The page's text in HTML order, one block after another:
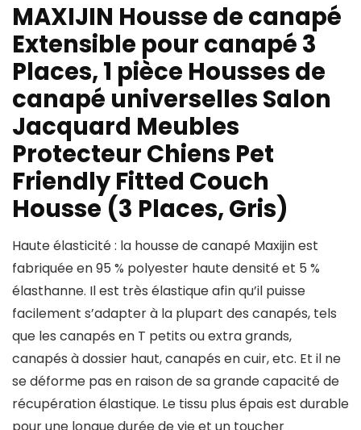
MAXIJIN Housse de canapé
Extensible pour canapé 3
Places, 1 pièce Housses de
canapé universelles Salon
Jacquard Meubles
Protecteur Chiens Pet
Friendly Fitted Couch
Housse (3 Places, Gris)
Haute élasticité : la housse de canapé Maxijin est
fabriquée en 95 % polyester haute densité et 5 %
élasthanne. Il est très élastique afin qu’il puisse
facilement s’adapter à la plupart des canapés, tels
que les canapés en T petits ou extra grands,
canapés à dossier haut, canapés en cuir, etc. Et il ne
se déforme pas en raison de sa grande capacité de
récupération élastique. Le tissu plus épais est durable